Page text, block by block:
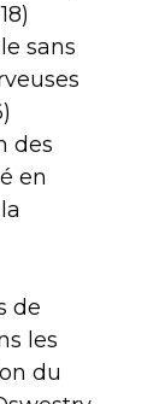
sans
des
en
de
les
du